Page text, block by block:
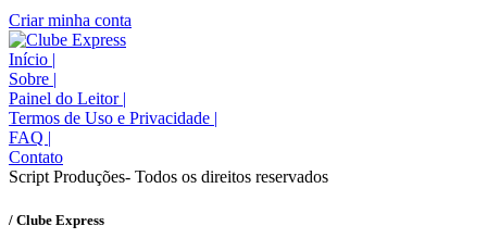
Criar minha conta
Início |
Sobre |
Painel do Leitor |
Termos de Uso e Privacidade |
FAQ |
Contato
Script Produções- Todos os direitos reservados
/ Clube Express